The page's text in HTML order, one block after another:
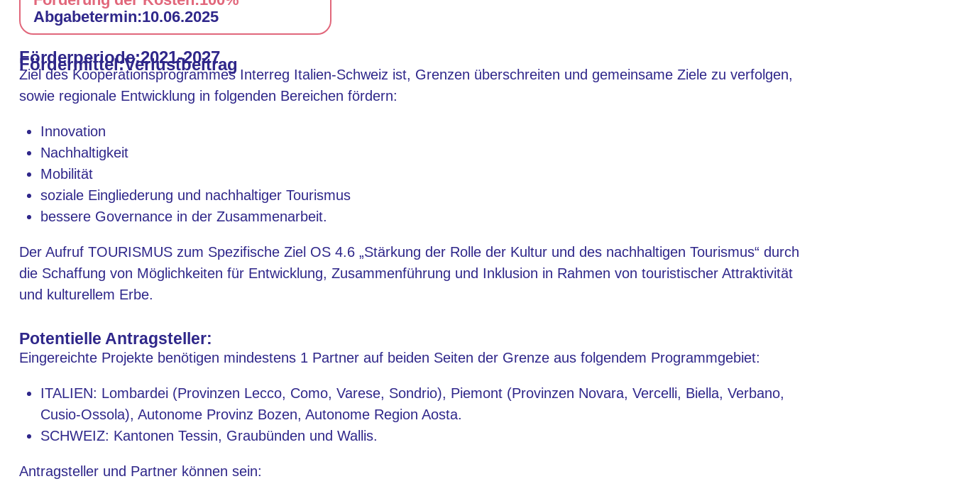
Abgabetermin:10.06.2025
Förderperiode:2021-2027
Fördermittel:Verlustbeitrag
Ziel des Kooperationsprogrammes Interreg Italien-Schweiz ist, Grenzen überschreiten und gemeinsame Ziele zu verfolgen,
sowie regionale Entwicklung in folgenden Bereichen fördern:
Innovation
Nachhaltigkeit
Mobilität
soziale Eingliederung und nachhaltiger Tourismus
bessere Governance in der Zusammenarbeit.
Der Aufruf TOURISMUS zum Spezifische Ziel OS 4.6 „Stärkung der Rolle der Kultur und des nachhaltigen Tourismus“ durch
die Schaffung von Möglichkeiten für Entwicklung, Zusammenführung und Inklusion in Rahmen von touristischer Attraktivität
und kulturellem Erbe.
Potentielle Antragsteller:
Eingereichte Projekte benötigen mindestens 1 Partner auf beiden Seiten der Grenze aus folgendem Programmgebiet:
ITALIEN: Lombardei (Provinzen Lecco, Como, Varese, Sondrio), Piemont (Provinzen Novara, Vercelli, Biella, Verbano,
Cusio-Ossola), Autonome Provinz Bozen, Autonome Region Aosta.
SCHWEIZ: Kantonen Tessin, Graubünden und Wallis.
Antragsteller und Partner können sein: